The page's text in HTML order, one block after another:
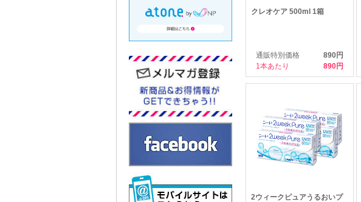
クレオケア 500ml 1箱
通販特別価格
890円
1本あたり
890
2ウィークピュアうるおいプ